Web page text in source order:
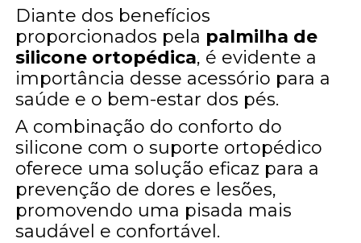
Diante dos benefícios
proporcionados pela palmilha de
silicone ortopédica, é evidente a
importância desse acessório para a
saúde e o bem-estar dos pés.
A combinação do conforto do
silicone com o suporte ortopédico
oferece uma solução eficaz para a
prevenção de dores e lesões,
promovendo uma pisada mais
saudável e confortável.